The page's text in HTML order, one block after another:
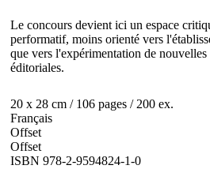
Le concours devient ici un espace
performatif, moins orienté vers
que vers l'expérimentation de
éditoriales.
20 x 28 cm / 106 pages / 200 ex.
Français
Offset
Offset
ISBN 978-2-9594824-1-0